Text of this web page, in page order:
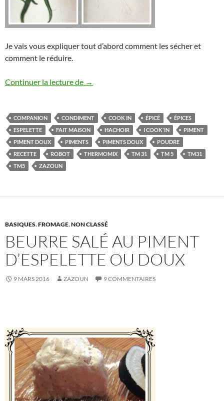
Je vais vous expliquer tout d’abord comment les sécher et
comment le réduire.
Continuer la lecture de Piment doux des Landes ou d’Espelette
→
COMPANION CONDIMENT COOK IN ÉPICÉ
ÉPICES
ESPELETTE
FAIT MAISON HACHOIR I COOK'IN
PIMENT
PIMENT DOUX
PIMENTS PIMENTS DOUX
POUDRE
RECETTE
ROBOT THERMOMIX TM 31 TM 5
TM31
TM5
ZAZOUN
BASIQUES,FROMAGE,NON CLASSÉ
BEURRE SALÉ AU PIMENT
D’ESPELETTE OU DOUX
9 MARS 2016 ZAZOUN 9 COMMENTAIRES